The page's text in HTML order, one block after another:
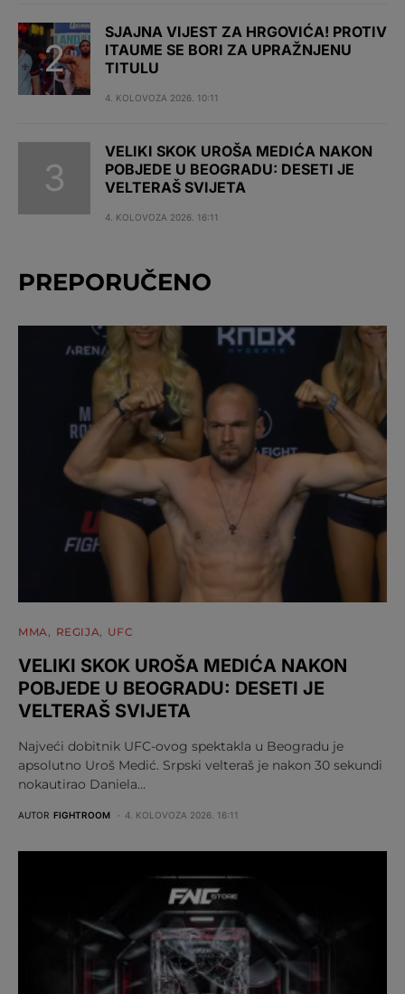
SJAJNA VIJEST ZA HRGOVIĆA! PROTIV
ITAUME SE BORI ZA UPRAŽNJENU
TITULU
4. KOLOVOZA 2026. 10:11
VELIKI SKOK UROŠA MEDIĆA NAKON
POBJEDE U BEOGRADU: DESETI JE
VELTERAŠ SVIJETA
4. KOLOVOZA 2026. 16:11
PREPORUČENO
MMA REGIJA UFC
VELIKI SKOK UROŠA MEDIĆA NAKON
POBJEDE U BEOGRADU: DESETI JE
VELTERAŠ SVIJETA
Najveći dobitnik UFC-ovog spektakla u Beogradu je
apsolutno Uroš Medić. Srpski velteraš je nakon 30 sekundi
nokautirao Daniela…
AUTOR FIGHTROOM 4. KOLOVOZA 2026. 16:11